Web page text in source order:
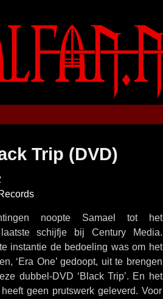
Trip (DVD)
noopte Samael tot het
schijfje bij Century Media.
instantie de bedoeling was om het
‘Era One’ gedoopt, uit te brengen
dubbel-DVD ‘Black Trip’. En het
geen prutswerk geleverd. Voor